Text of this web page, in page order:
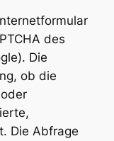
des
Die
ob die
Die Abfrage